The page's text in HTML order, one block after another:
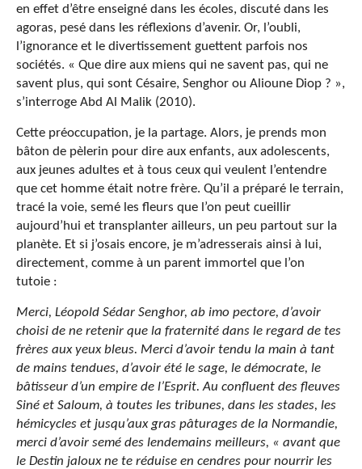
en effet d’être enseigné dans les écoles, discuté dans les
agoras, pesé dans les réflexions d’avenir. Or, l’oubli,
l’ignorance et le divertissement guettent parfois nos
sociétés. « Que dire aux miens qui ne savent pas, qui ne
savent plus, qui sont Césaire, Senghor ou Alioune Diop ? »,
s’interroge Abd Al Malik (2010).
Cette préoccupation, je la partage. Alors, je prends mon
bâton de pèlerin pour dire aux enfants, aux adolescents,
aux jeunes adultes et à tous ceux qui veulent l’entendre
que cet homme était notre frère. Qu’il a préparé le terrain,
tracé la voie, semé les fleurs que l’on peut cueillir
aujourd’hui et transplanter ailleurs, un peu partout sur la
planète. Et si j’osais encore, je m’adresserais ainsi à lui,
directement, comme à un parent immortel que l’on
tutoie :
Merci, Léopold Sédar Senghor, ab imo pectore, d’avoir
choisi de ne retenir que la fraternité dans le regard de tes
frères aux yeux bleus. Merci d’avoir tendu la main à tant
de mains tendues, d’avoir été le sage, le démocrate, le
bâtisseur d’un empire de l’Esprit. Au confluent des fleuves
Siné et Saloum, à toutes les tribunes, dans les stades, les
hémicycles et jusqu’aux gras pâturages de la Normandie,
merci d’avoir semé des lendemains meilleurs, « avant que
le Destin jaloux ne te réduise en cendres pour nourrir les